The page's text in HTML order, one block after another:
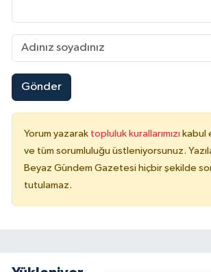
Gönder
Yorum yazarak topluluk kurallarımızı kabul
ve tüm sorumluluğu üstleniyorsunuz.
Beyaz Gündem Gazetesi hiçbir şekilde
tutulamaz.